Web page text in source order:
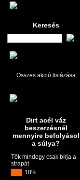
Keresés
Összes akció listázása
Dirt acél váz
beszerzésnél
mennyire befolyásol
a súlya?
Tök mindegy csak bírja a
strapát
18%